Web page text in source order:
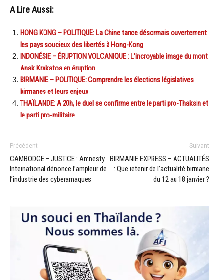
A Lire Aussi:
HONG KONG – POLITIQUE: La Chine tance désormais ouvertement
les pays soucieux des libertés à Hong-Kong
INDONÉSIE – ÉRUPTION VOLCANIQUE : L’incroyable image du mont
Anak Krakatoa en éruption
BIRMANIE – POLITIQUE: Comprendre les élections législatives
birmanes et leurs enjeux
THAÏLANDE: A 20h, le duel se confirme entre le parti pro-Thaksin et
le parti pro-militaire
Précédent
CAMBODGE – JUSTICE : Amnesty
International dénonce l’ampleur de
l’industrie des cyberarnaques
Suivant
BIRMANIE EXPRESS – ACTUALITÉS
: Que retenir de l’actualité birmane
du 12 au 18 janvier ?